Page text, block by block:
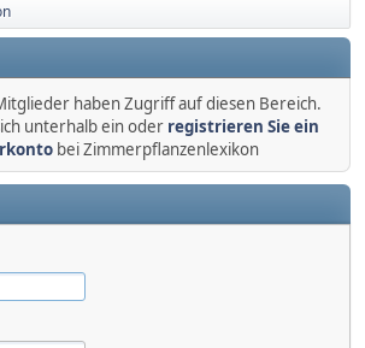
haben Zugriff auf diesen Bereich.
unterhalb ein oder registrieren Sie ein
bei Zimmerpflanzenlexikon